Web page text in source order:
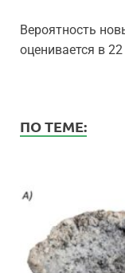
Вероятность
оценивается в
ПО ТЕМЕ: